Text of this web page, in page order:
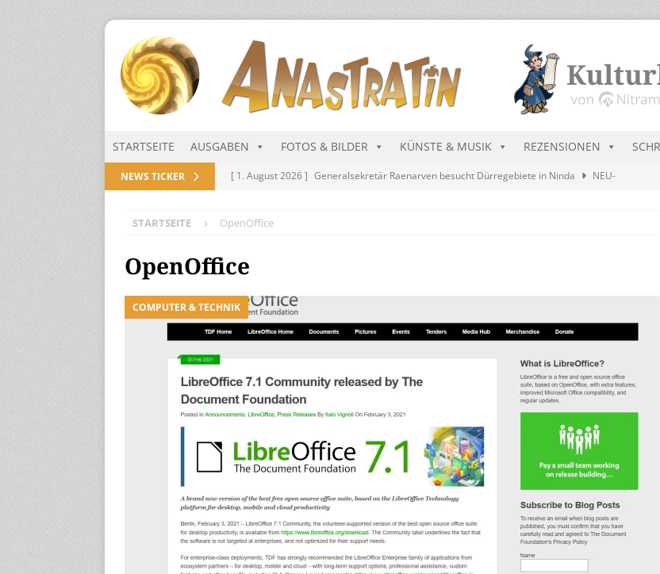
STARTSEITE AUSGABEN FOTOS & BILDER KÜNSTE & MUSIK REZENSIONEN
NEWS TICKER [ 1. August 2026 ] Generalsekretär Raenarven besucht Dürregebiete in Ninda
NEU-
[ 1. August 2026 ]
[ 1. August 2026 ]
STARTSEITE OpenOffice
OpenOffice
COMPUTER & TECHNIK